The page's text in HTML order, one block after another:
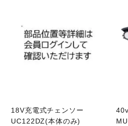
18V充電式チェンソー
UC122DZ(本体のみ)